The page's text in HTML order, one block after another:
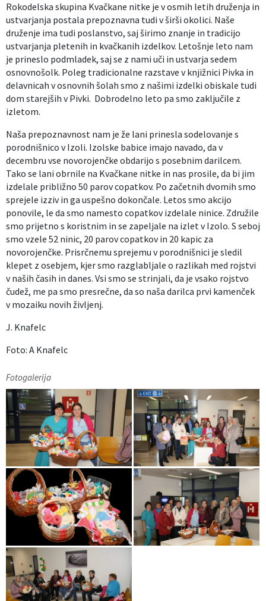
Rokodelska skupina Kvačkane nitke je v osmih letih druženja in
ustvarjanja postala prepoznavna tudi v širši okolici. Naše
druženje ima tudi poslanstvo, saj širimo znanje in tradicijo
ustvarjanja pletenih in kvačkanih izdelkov. Letošnje leto nam
je prineslo podmladek, saj se z nami uči in ustvarja sedem
osnovnošolk. Poleg tradicionalne razstave v knjižnici Pivka in
delavnicah v osnovnih šolah smo z našimi izdelki obiskale tudi
dom starejših v Pivki. Dobrodelno leto pa smo zaključile z
izletom.
Naša prepoznavnost nam je že lani prinesla sodelovanje s
porodnišnico v Izoli. Izolske babice imajo navado, da v
decembru vse novorojenčke obdarijo s posebnim darilcem.
Tako se lani obrnile na Kvačkane nitke in nas prosile, da bi jim
izdelale približno 50 parov copatkov. Po začetnih dvomih smo
sprejele izziv in ga uspešno dokončale. Letos smo akcijo
ponovile, le da smo namesto copatkov izdelale ninice. Združile
smo prijetno s koristnim in se zapeljale na izlet v Izolo. S seboj
smo vzele 52 ninic, 20 parov copatkov in 20 kapic za
novorojenčke. Prisrčnemu sprejemu v porodnišnici je sledil
klepet z osebjem, kjer smo razglabljale o razlikah med rojstvi
v naših časih in danes. Vsi smo se strinjali, da je vsako rojstvo
čudež, me pa smo presrečne, da so naša darilca prvi kamenček
v mozaiku novih življenj.
J. Knafelc
Foto: A Knafelc
Fotogalerija
Izobraževanje
Kultura, šport in turizem
Sociala in zdravstvo
Skupna občinska uprava